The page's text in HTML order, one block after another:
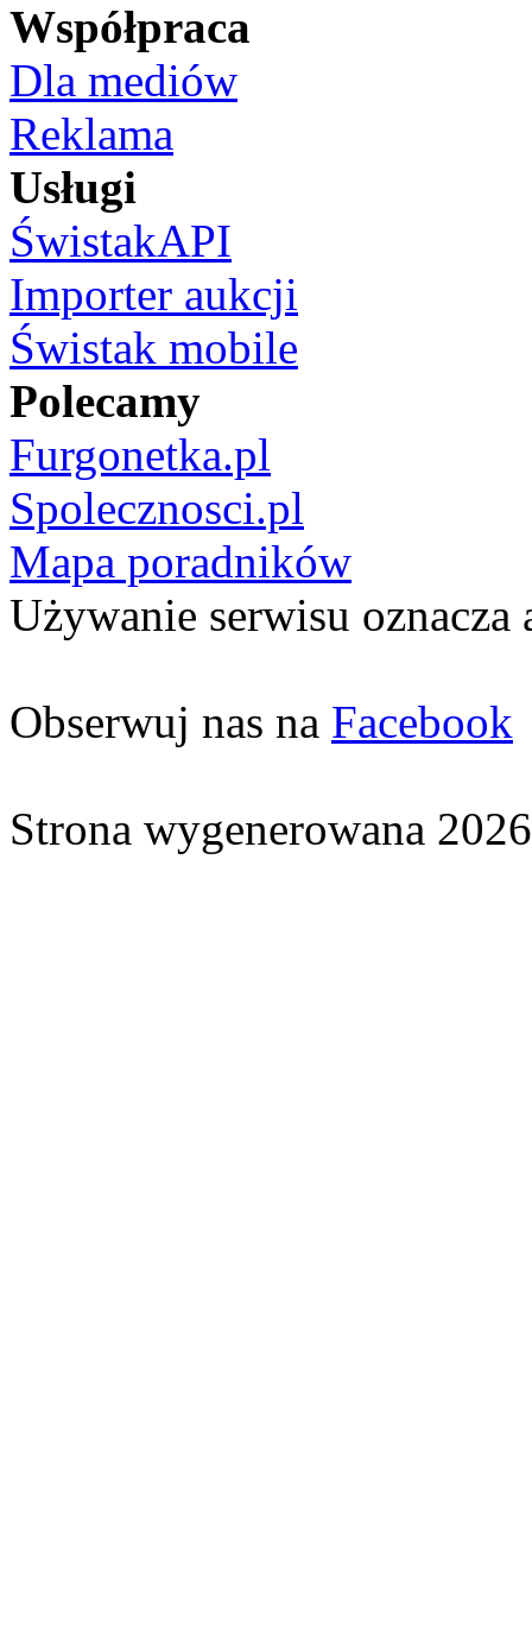
Współpraca
Dla mediów
Reklama
Usługi
ŚwistakAPI
Importer aukcji
Świstak mobile
Polecamy
Furgonetka.pl
Spolecznosci.pl
Mapa poradników
Używanie serwisu oznacza
Obserwuj nas na Facebook
Strona wygenerowana